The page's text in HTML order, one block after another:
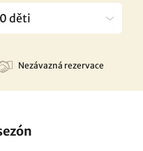
Nezávazná rezervace